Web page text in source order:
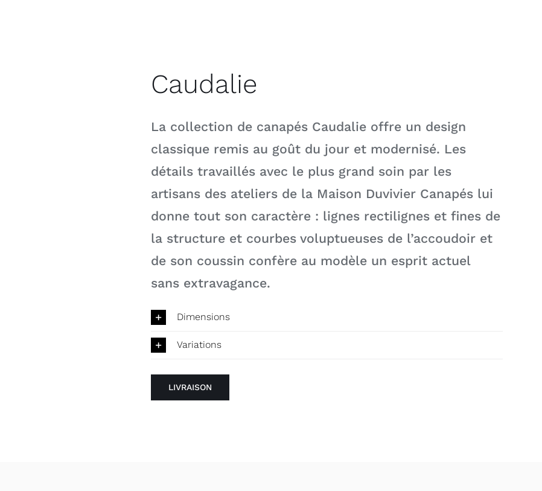
Caudalie
La collection de canapés Caudalie offre un design
classique remis au goût du jour et modernisé. Les
détails travaillés avec le plus grand soin par les
artisans des ateliers de la Maison Duvivier Canapés lui
donne tout son caractère : lignes rectilignes et fines de
la structure et courbes voluptueuses de l’accoudoir et
de son coussin confère au modèle un esprit actuel
sans extravagance.
Dimensions
Variations
LIVRAISON